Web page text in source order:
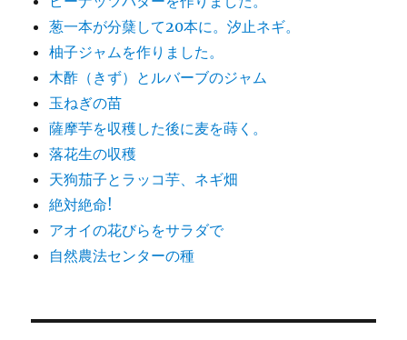
葱一本が分蘖して20本に。汐止ネギ。
柚子ジャムを作りました。
木酢（きず）とルバーブのジャム
玉ねぎの苗
薩摩芋を収穫した後に麦を蒔く。
落花生の収穫
天狗茄子とラッコ芋、ネギ畑
絶対絶命!
アオイの花びらをサラダで
自然農法センターの種